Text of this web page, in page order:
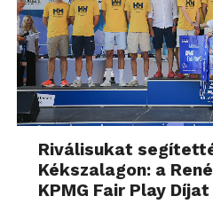
Riválisukat
Kékszalagon: a
KPMG Fair Play Díjat